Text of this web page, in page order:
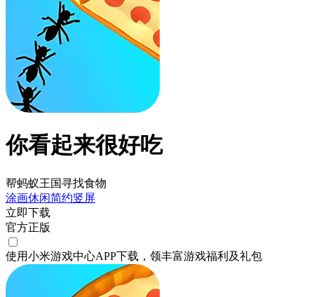
你看起来很好吃
帮蚂蚁王国寻找食物
涂画休闲简约竖屏
立即下载
官方正版
使用小米游戏中心APP下载 ，领丰富游戏福利 及礼包